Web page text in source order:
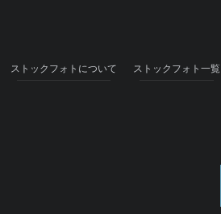
ストックフォトについて ストックフォト一覧